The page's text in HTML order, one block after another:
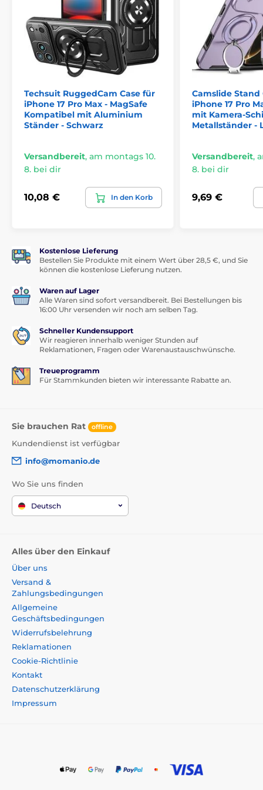
Widerstandsfähiges und ausreichend festes
Material zum Schutz des Telefons bei Stürzen
Passt perfekt auf das Telefon
Öse zur Befestigung einer Handschlaufe
Erhöhte Ränder um die Kameralinsen
sind bequem zugänglich
Der beste Schutz für das Telefon bei Stürzen, aber
auch im alltäglichen Gebrauch
geeignet
Umweltfreundliche Verpackung aus recyceltem
Leicht erhöhte Ränder um das Display verhindern
Kratzer beim Ablegen mit dem Display nach unten
Techsuit RuggedCam Case für
iPhone 17 Pro Max - MagSafe
Kompatibel mit Aluminium
Ständer - Schwarz
Versandbereit, am montags 10.
8. bei dir
10,08 € In den Korb
Camslide Stand
iPhone 17 Pro
mit Kamera-
Metallständer -
Versandbereit,
8. bei dir
9,69 €
Kostenlose Lieferung
Bestellen Sie Produkte mit einem Wert über 28,5 €, und Sie
können die kostenlose Lieferung nutzen.
Waren auf Lager
Alle Waren sind sofort versandbereit. Bei Bestellungen bis
16:00 Uhr versenden wir noch am selben Tag.
Schneller Kundensupport
Wir reagieren innerhalb weniger Stunden auf
Reklamationen, Fragen oder Warenaustauschwünsche.
Treueprogramm
Für Stammkunden bieten wir interessante Rabatte an.
Sie brauchen Rat offline
Kundendienst ist verfügbar
info@momanio.de
Wo Sie uns finden
Deutsch
Alles über den Einkauf
Über uns
Versand &
Zahlungsbedingungen
Allgemeine
Geschäftsbedingungen
Widerrufsbelehrung
Reklamationen
Cookie-Richtlinie
Kontakt
Datenschutzerklärung
Impressum